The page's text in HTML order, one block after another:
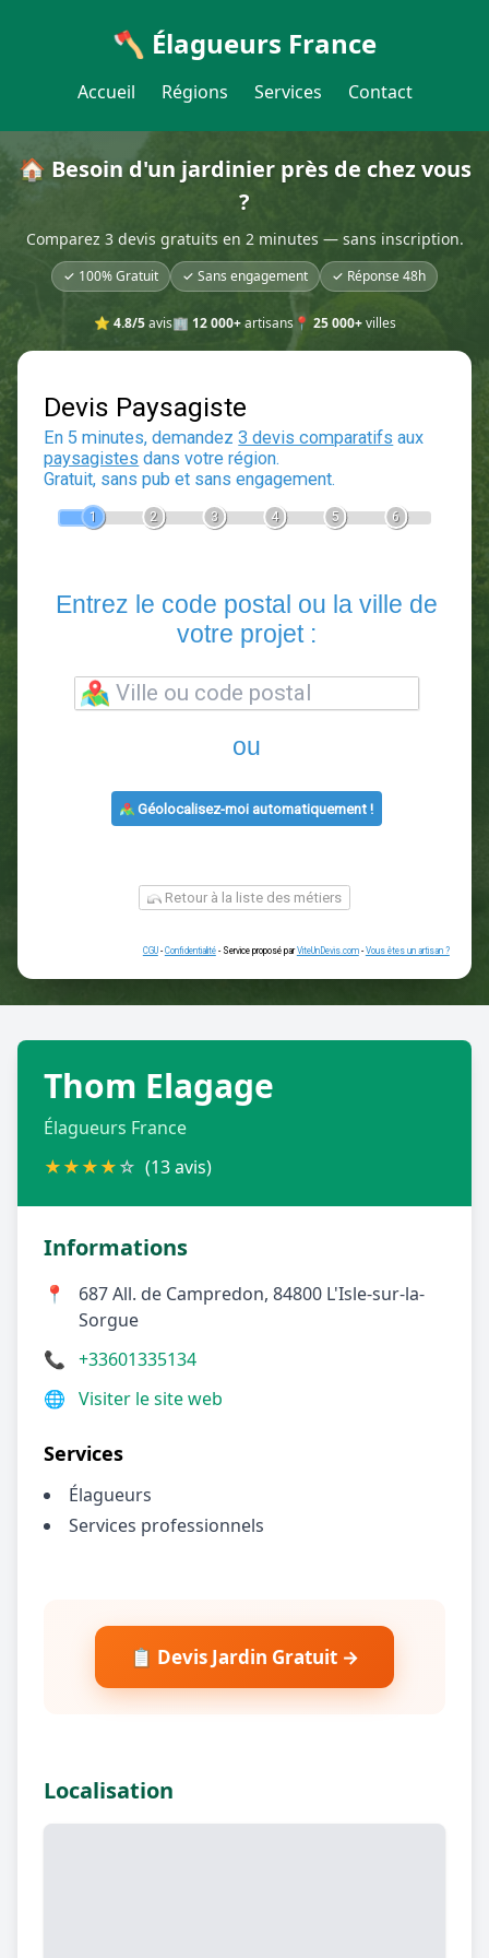
🪓 Élagueurs France
Accueil Régions Services Contact
🏠 Besoin d'un jardinier près de chez vous
?
Comparez 3 devis gratuits en 2 minutes — sans inscription.
✓ 100% Gratuit ✓ Sans engagement ✓ Réponse 48h
⭐ 4.8/5avis🏢 12 000+artisans📍 25 000+villes
Devis Paysagiste
En 5 minutes, demandez3 devis comparatifs
2 3
Entrez le code postal ou la
ou
Retour à la liste des métiers
- Confidentialité
Thom Elagage
Élagueurs France
★★★★☆ (13 avis)
Informations
📍
687 All. de Campredon, 84800 L'Isle-sur-la-
Sorgue
📞 +33601335134
🌐 Visiter le site web
Services
Élagueurs
Services professionnels
📋 Devis Jardin Gratuit →
Localisation